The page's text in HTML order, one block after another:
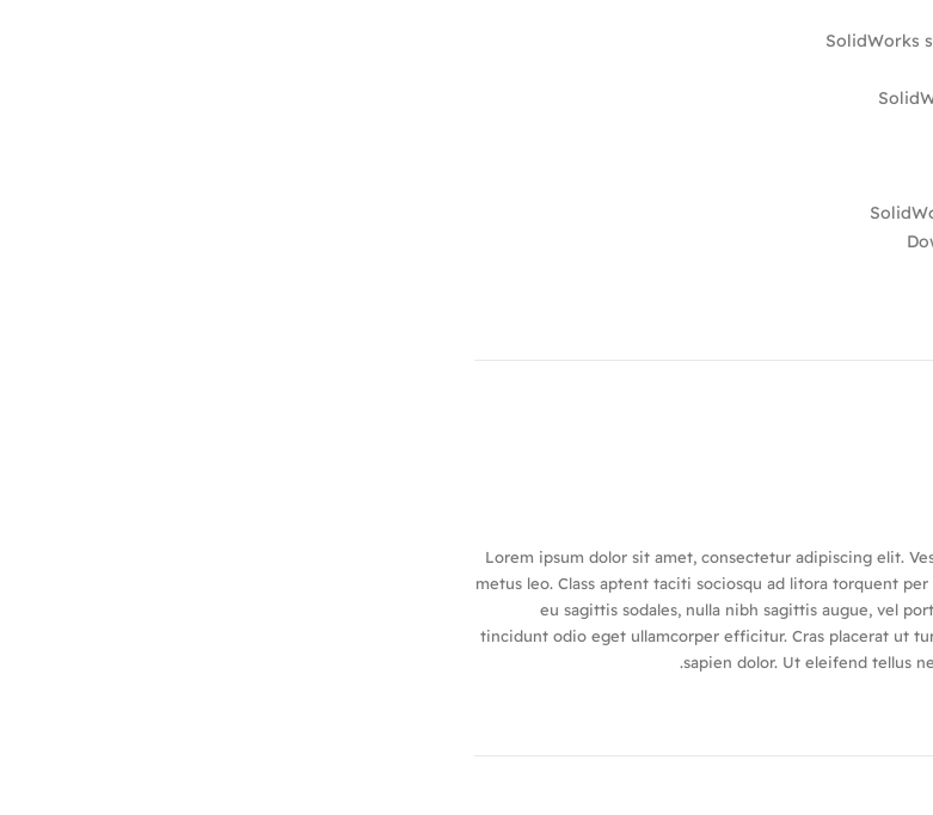
SolidWorks
Lorem ipsum dolor sit amet, consectetur adipiscing elit.
metus leo. Class aptent taciti sociosqu ad litora torquent
eu sagittis sodales, nulla nibh sagittis augue, vel
tincidunt odio eget ullamcorper efficitur. Cras placerat ut
sapien dolor. Ut eleifend tellus